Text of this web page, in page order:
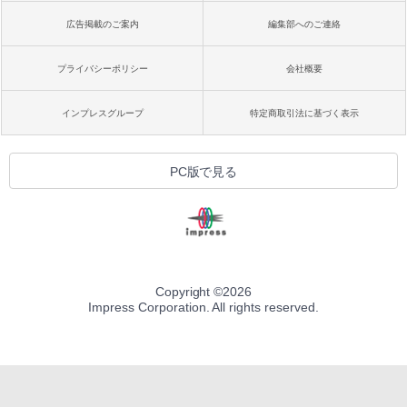
広告掲載のご案内 編集部へのご連絡
プライバシーポリシー 会社概要
インプレスグループ 特定商取引法に基づく表示
PC版で見る
Copyright ©2026
Impress Corporation. All rights reserved.